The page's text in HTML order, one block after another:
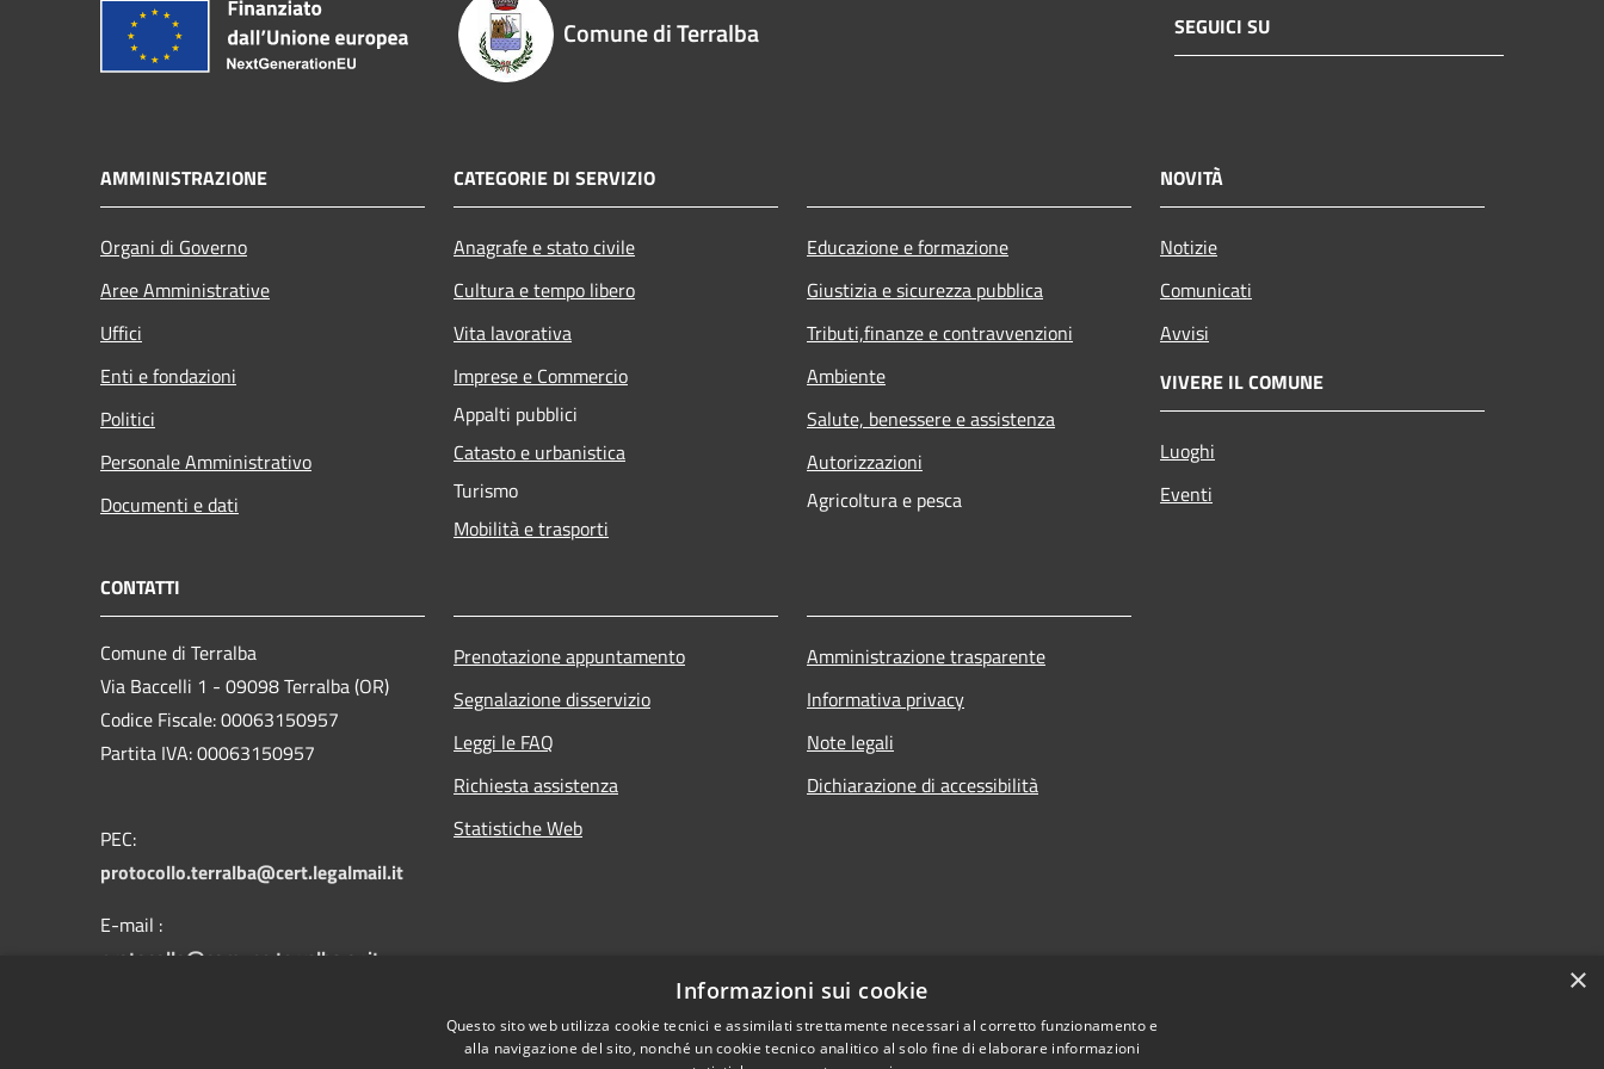
Comune di Terralba SEGUICI SU
AMMINISTRAZIONE
Organi di Governo
Aree Amministrative
Uffici
Enti e fondazioni
Politici
Personale Amministrativo
Documenti e dati
CATEGORIE DI SERVIZIO
Anagrafe e stato civile
Cultura e tempo libero
Vita lavorativa
Imprese e Commercio
Appalti pubblici
Catasto e urbanistica
Turismo
Mobilità e trasporti
Educazione e formazione
Giustizia e sicurezza pubblica
Tributi,finanze e contravvenzioni
Ambiente
Salute, benessere e assistenza
Autorizzazioni
Agricoltura e pesca
NOVITÀ
Notizie
Comunicati
Avvisi
VIVERE IL COMUNE
Luoghi
Eventi
CONTATTI
Comune di Terralba
Via Baccelli 1 - 09098 Terralba (OR)
Codice Fiscale: 00063150957
Partita IVA: 00063150957
PEC:
protocollo.terralba@cert.legalmail.it
E-mail :
protocollo@comune.terralba.or.it
Prenotazione appuntamento
Segnalazione disservizio
Leggi le FAQ
Richiesta assistenza
Statistiche Web
Amministrazione trasparente
Informativa privacy
Note legali
Dichiarazione di accessibilità
×
Informazioni sui cookie
Questo sito web utilizza cookie tecnici e assimilati strettamente necessari al corretto funzionamento e
alla navigazione del sito, nonché un cookie tecnico analitico al solo fine di elaborare informazioni